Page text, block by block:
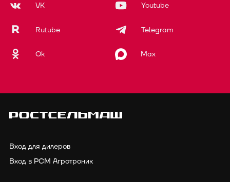
VK Youtube
Rutube Telegram
Ok Max
Вход для дилеров
Вход в РСМ Агротроник